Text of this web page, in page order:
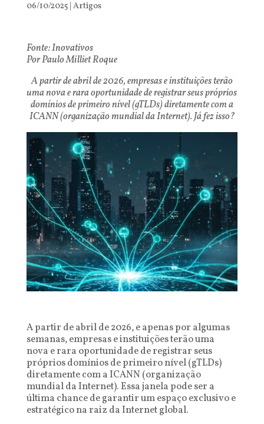
06/10/2025| Artigos
Fonte: Inovativos
Por Paulo Milliet Roque
A partir de abril de 2026, empresas e instituições terão
uma nova e rara oportunidade de registrar seus próprios
domínios de primeiro nível (gTLDs) diretamente com a
ICANN (organização mundial da Internet). Já fez isso?
A partir de abril de 2026, e apenas por algumas
semanas, empresas e instituições terão uma
nova e rara oportunidade de registrar seus
próprios domínios de primeiro nível (gTLDs)
diretamente com a ICANN (organização
mundial da Internet). Essa janela pode ser a
última chance de garantir um espaço exclusivo e
estratégico na raiz da Internet global.